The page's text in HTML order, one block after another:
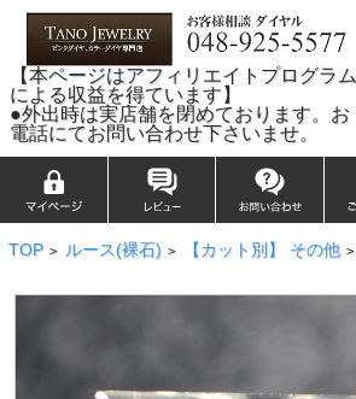
【本ページはアフィリエイトプログラム
による収益を得ています】
●外出時は実店舗を閉めております。お
電話にてお問い合わせ下さいませ。
TOP > ルース(裸石) > 【カット別】 その他 >